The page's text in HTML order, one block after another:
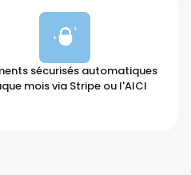
sécurisés automatiques
mois via Stripe ou l'AICI